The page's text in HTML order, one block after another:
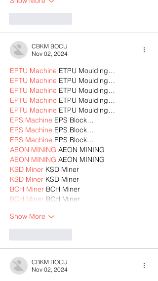
CBKM BOCU
Nov 02, 2024
EPTU Machine ETPU Moulding…
EPTU Machine ETPU Moulding…
EPTU Machine ETPU Moulding…
EPTU Machine ETPU Moulding…
EPTU Machine ETPU Moulding…
EPS Machine EPS Block…
EPS Machine EPS Block…
EPS Machine EPS Block…
AEON MINING AEON MINING
AEON MINING AEON MINING
KSD Miner KSD Miner
KSD Miner KSD Miner
BCH Miner BCH Miner
BCH Miner BCH Miner
Show More
CBKM BOCU
Nov 02, 2024